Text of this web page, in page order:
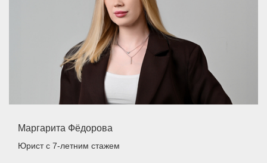
Маргарита Фёдорова
Юристс 7-летним стажем